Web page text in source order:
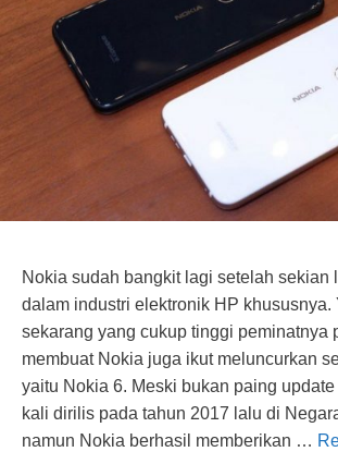
Nokia sudah bangkit lagi setelah sekian
dalam industri elektronik HP khususnya.
sekarang yang cukup tinggi peminatnya
membuat Nokia juga ikut meluncurkan
yaitu Nokia 6. Meski bukan paing
kali dirilis pada tahun 2017 lalu di
namun Nokia berhasil memberikan …